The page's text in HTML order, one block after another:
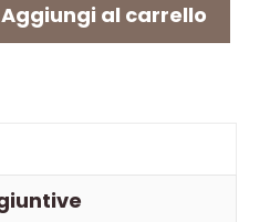
Aggiungi al carrello